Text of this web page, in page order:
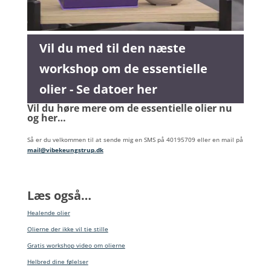
Vil du med til den næste
workshop om de essentielle
olier - Se datoer her
Vil du høre mere om de essentielle olier nu
og her…
Så er du velkommen til at sende mig en SMS på 40195709 eller en mail på
mail@vibekeungstrup.dk
Læs også…
Healende olier
Olierne der ikke vil tie stille
Gratis workshop video om olierne
Helbred dine følelser